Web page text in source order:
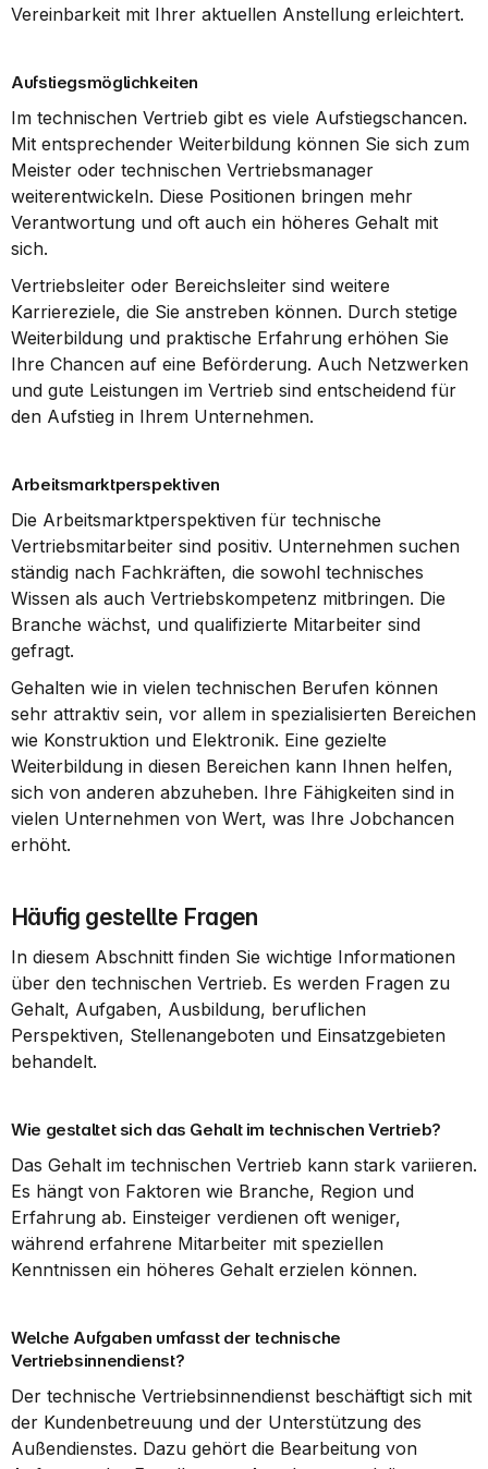
Vereinbarkeit mit Ihrer aktuellen Anstellung erleichtert.
Aufstiegsmöglichkeiten
Im technischen Vertrieb gibt es viele Aufstiegschancen.
Mit entsprechender Weiterbildung können Sie sich zum
Meister oder technischen Vertriebsmanager
weiterentwickeln. Diese Positionen bringen mehr
Verantwortung und oft auch ein höheres Gehalt mit
sich.
Vertriebsleiter oder Bereichsleiter sind weitere
Karriereziele, die Sie anstreben können. Durch stetige
Weiterbildung und praktische Erfahrung erhöhen Sie
Ihre Chancen auf eine Beförderung. Auch Netzwerken
und gute Leistungen im Vertrieb sind entscheidend für
den Aufstieg in Ihrem Unternehmen.
Arbeitsmarktperspektiven
Die Arbeitsmarktperspektiven für technische
Vertriebsmitarbeiter sind positiv. Unternehmen suchen
ständig nach Fachkräften, die sowohl technisches
Wissen als auch Vertriebskompetenz mitbringen. Die
Branche wächst, und qualifizierte Mitarbeiter sind
gefragt.
Gehalten wie in vielen technischen Berufen können
sehr attraktiv sein, vor allem in spezialisierten Bereichen
wie Konstruktion und Elektronik. Eine gezielte
Weiterbildung in diesen Bereichen kann Ihnen helfen,
sich von anderen abzuheben. Ihre Fähigkeiten sind in
vielen Unternehmen von Wert, was Ihre Jobchancen
erhöht.
Häufig gestellte Fragen
In diesem Abschnitt finden Sie wichtige Informationen
über den technischen Vertrieb. Es werden Fragen zu
Gehalt, Aufgaben, Ausbildung, beruflichen
Perspektiven, Stellenangeboten und Einsatzgebieten
behandelt.
Wie gestaltet sich das Gehalt im technischen Vertrieb?
Das Gehalt im technischen Vertrieb kann stark variieren.
Es hängt von Faktoren wie Branche, Region und
Erfahrung ab. Einsteiger verdienen oft weniger,
während erfahrene Mitarbeiter mit speziellen
Kenntnissen ein höheres Gehalt erzielen können.
Welche Aufgaben umfasst der technische
Vertriebsinnendienst?
Der technische Vertriebsinnendienst beschäftigt sich mit
der Kundenbetreuung und der Unterstützung des
Außendienstes. Dazu gehört die Bearbeitung von